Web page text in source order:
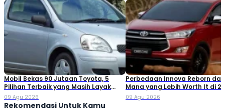
Mobil Bekas 90 Jutaan Toyota, 5
Pilihan Terbaik yang Masih Layak
Dibeli
09 Agu 2026
Perbedaan Innova Reborn
Mana yang Lebih Worth It di
09 Agu 2026
Rekomendasi Untuk Kamu